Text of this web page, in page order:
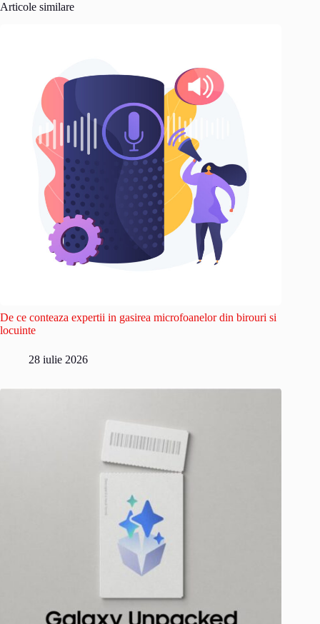
Articole similare
De ce conteaza expertii in gasirea microfoanelor din birouri si
locuinte
28 iulie 2026